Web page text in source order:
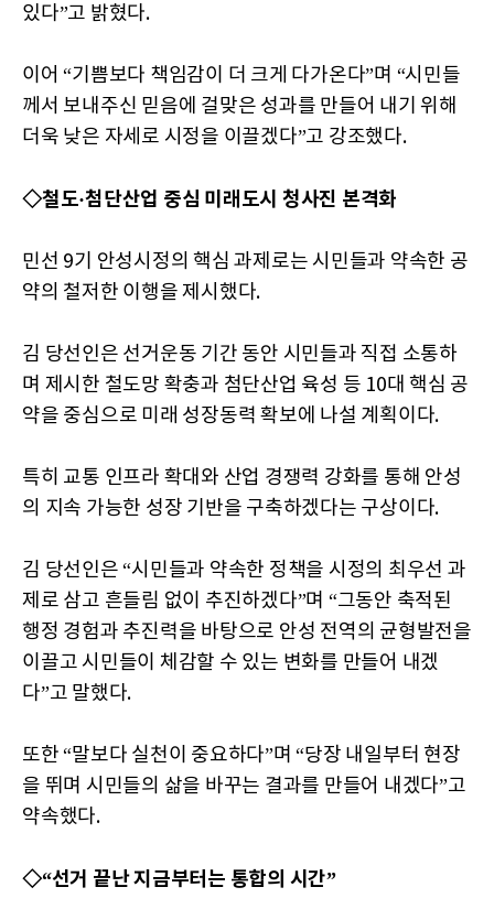
있다”고 밝혔다.
이어 “기쁨보다 책임감이 더 크게 다가온다”며 “시민들
께서 보내주신 믿음에 걸맞은 성과를 만들어 내기 위해
더욱 낮은 자세로 시정을 이끌겠다”고 강조했다.
◇철도·첨단산업 중심 미래도시 청사진 본격화
민선 9기 안성시정의 핵심 과제로는 시민들과 약속한 공
약의 철저한 이행을 제시했다.
김 당선인은 선거운동 기간 동안 시민들과 직접 소통하
며 제시한 철도망 확충과 첨단산업 육성 등 10대 핵심 공
약을 중심으로 미래 성장동력 확보에 나설 계획이다.
특히 교통 인프라 확대와 산업 경쟁력 강화를 통해 안성
의 지속 가능한 성장 기반을 구축하겠다는 구상이다.
김 당선인은 “시민들과 약속한 정책을 시정의 최우선 과
제로 삼고 흔들림 없이 추진하겠다”며 “그동안 축적된
행정 경험과 추진력을 바탕으로 안성 전역의 균형발전을
이끌고 시민들이 체감할 수 있는 변화를 만들어 내겠
다”고 말했다.
또한 “말보다 실천이 중요하다”며 “당장 내일부터 현장
을 뛰며 시민들의 삶을 바꾸는 결과를 만들어 내겠다”고
약속했다.
◇“선거 끝난 지금부터는 통합의 시간”